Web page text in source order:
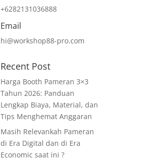
+6282131036888
Email
hi@workshop88-pro.com
Recent Post
Harga Booth Pameran 3×3
Tahun 2026: Panduan
Lengkap Biaya, Material, dan
Tips Menghemat Anggaran
Masih Relevankah Pameran
di Era Digital dan di Era
Economic saat ini ?